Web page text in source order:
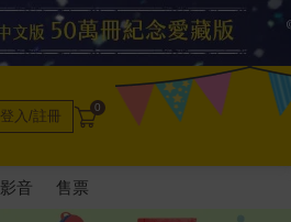
登入/註冊 0
影音 售票